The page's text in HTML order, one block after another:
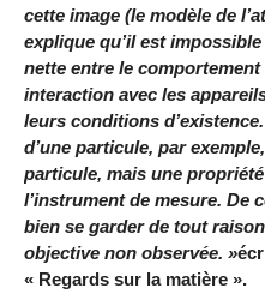
cette image (le modèle de
explique qu’il est
nette entre le
interaction avec les
leurs conditions
d’une particule, par
particule, mais une
l’instrument de mesure. De
bien se garder de tout
objective non observée. »
« Regards sur la matière ».